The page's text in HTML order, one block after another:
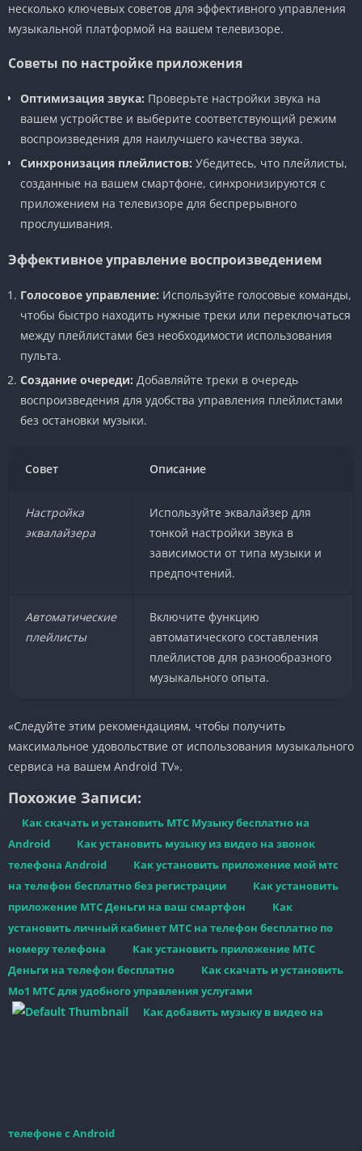
несколько ключевых советов для эффективного управления
музыкальной платформой на вашем телевизоре.
Советы по настройке приложения
Оптимизация звука: Проверьте настройки звука на
вашем устройстве и выберите соответствующий режим
воспроизведения для наилучшего качества звука.
Синхронизация плейлистов: Убедитесь, что плейлисты,
созданные на вашем смартфоне, синхронизируются с
приложением на телевизоре для беспрерывного
прослушивания.
Эффективное управление воспроизведением
Голосовое управление: Используйте голосовые команды,
чтобы быстро находить нужные треки или переключаться
между плейлистами без необходимости использования
пульта.
Создание очереди: Добавляйте треки в очередь
воспроизведения для удобства управления плейлистами
без остановки музыки.
Совет Описание
Настройка
эквалайзера
Используйте эквалайзер для
тонкой настройки звука в
зависимости от типа музыки и
предпочтений.
Автоматические
плейлисты
Включите функцию
автоматического составления
плейлистов для разнообразного
музыкального опыта.
«Следуйте этим рекомендациям, чтобы получить
максимальное удовольствие от использования музыкального
сервиса на вашем Android TV».
Похожие Записи:
Как скачать и установить МТС Музыку бесплатно на
Android
Как установить музыку из видео на звонок
телефона Android
Как установить приложение мой мтс
на телефон бесплатно без регистрации
Как установить
приложение МТС Деньги на ваш смартфон
Как
установить личный кабинет МТС на телефон бесплатно по
номеру телефона
Как установить приложение МТС
Деньги на телефон бесплатно
Как скачать и установить
Мо1 МТС для удобного управления услугами
Как добавить музыку в видео на
телефоне с Android